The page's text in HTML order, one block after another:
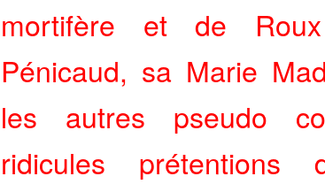
mortifère et de
Pénicaud, sa Marie
les autres pseudo
ridicules prétentions